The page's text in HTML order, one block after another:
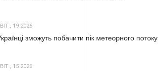
19 2026
зможуть побачити пік метеорного
15 2026